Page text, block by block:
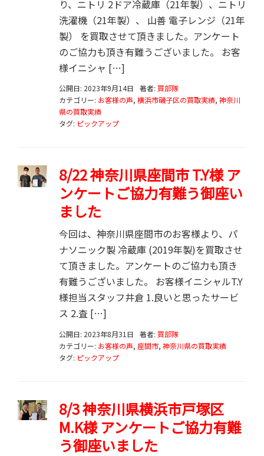
り、ニトリ 2ドア冷蔵庫（21年製）、ニトリ
洗濯機（21年製）、 山善 電子レンジ（21年
製） を買取させて頂きました。アンケート
のご協力も頂き有難うございました。 お客
様イニシャ […]
公開日: 2023年9月14日 著者: 買部隊
カテゴリー: お客様の声, 横浜市磯子区の買取実績, 神奈川
県の買取実績
タグ: ピックアップ
8/22 神奈川県座間市 T.Y様 ア
ンケートご協力有難う御座い
ました
今回は、神奈川県座間市のお客様より、パ
ナソニック製 冷蔵庫 (2019年製)を買取させ
て頂きました。アンケートのご協力も頂き
有難うございました。 お客様イニシャルT.Y
様担当スタッフ井倉 1.良いと思ったサービ
ス 2.査 […]
公開日: 2023年8月31日 著者: 買部隊
カテゴリー: お客様の声, 座間市, 神奈川県の買取実績
タグ: ピックアップ
8/3 神奈川県横浜市戸塚区
M.K様 アンケートご協力有難
う御座いました